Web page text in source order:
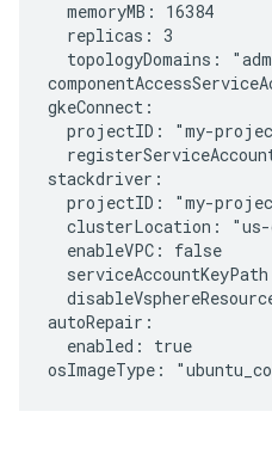
  memoryMB: 16384
  replicas: 3
topologyDomains:
gkeConnect:
projectID: "my-
stackdriver:
projectID: "my-
clusterLocation:
  enableVPC: false
autoRepair:
  enabled: true